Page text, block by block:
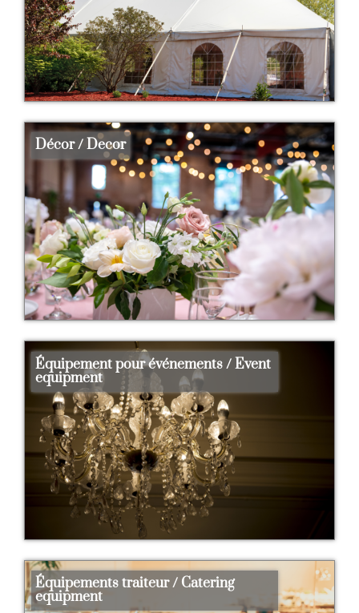
Décor / Decor
Équipement pour événements / Event
equipment
Équipements traiteur / Catering
equipment